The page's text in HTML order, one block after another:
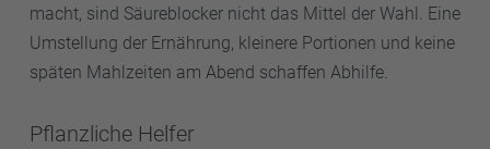
macht, sind Säureblocker nicht das Mittel der Wahl. Eine
Umstellung der Ernährung, kleinere Portionen und keine
späten Mahlzeiten am Abend schaffen Abhilfe.
Pflanzliche Helfer